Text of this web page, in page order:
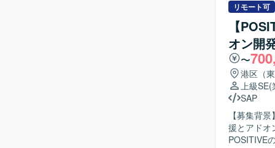
課題抽出
や、業務
製造・会
ます。 ・
しての活動を行います。 【求める人物像
ら、顧客
が関わる
いたしま
を踏まえた提案
プにおけ
ら携わるこ
な製品知識
リモート可
【
オン開
〜
港区（
上級SE(
SAP
【募集背
援とアドオン
POSITIVE